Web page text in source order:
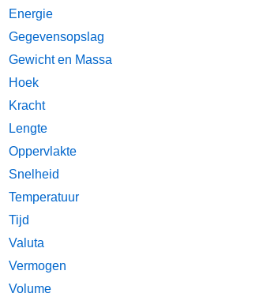
Energie
Gegevensopslag
Gewicht en Massa
Hoek
Kracht
Lengte
Oppervlakte
Snelheid
Temperatuur
Tijd
Valuta
Vermogen
Volume